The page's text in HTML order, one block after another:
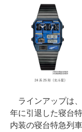
ラインアップは
年に引退した寝台
内装の寝台特急列